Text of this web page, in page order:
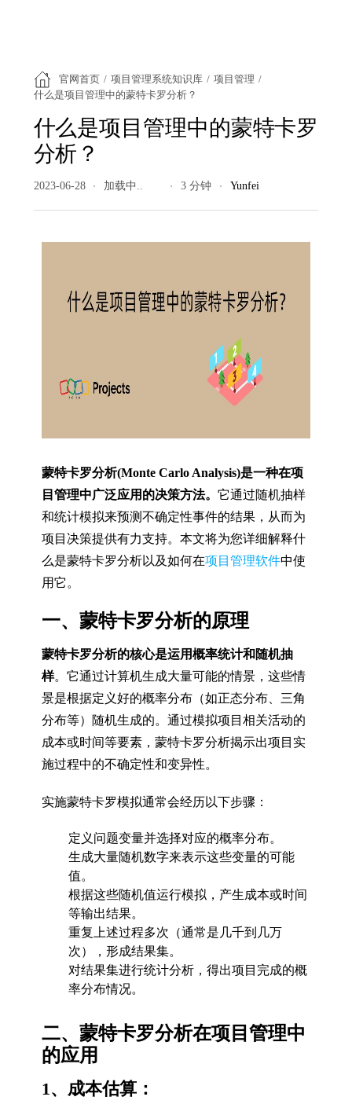
官网首页 / 项目管理系统知识库 / 项目管理 /
什么是项目管理中的蒙特卡罗分析？
什么是项目管理中的蒙特卡罗
分析？
2023-06-28 5160 阅读量 3 分钟 Yunfei
蒙特卡罗分析(Monte Carlo Analysis)是一种在项
目管理中广泛应用的决策方法。 它通过随机抽样
和统计模拟来预测不确定性事件的结果，从而为
项目决策提供有力支持。本文将为您详细解释什
么是蒙特卡罗分析以及如何在项目管理软件中使
用它。
一、蒙特卡罗分析的原理
蒙特卡罗分析的核心是运用概率统计和随机抽
样。它通过计算机生成大量可能的情景，这些情
景是根据定义好的概率分布（如正态分布、三角
分布等）随机生成的。通过模拟项目相关活动的
成本或时间等要素，蒙特卡罗分析揭示出项目实
施过程中的不确定性和变异性。
实施蒙特卡罗模拟通常会经历以下步骤：
定义问题变量并选择对应的概率分布。
生成大量随机数字来表示这些变量的可能
值。
根据这些随机值运行模拟，产生成本或时间
等输出结果。
重复上述过程多次（通常是几千到几万
次），形成结果集。
对结果集进行统计分析，得出项目完成的概
率分布情况。
二、蒙特卡罗分析在项目管理中
的应用
1、成本估算：